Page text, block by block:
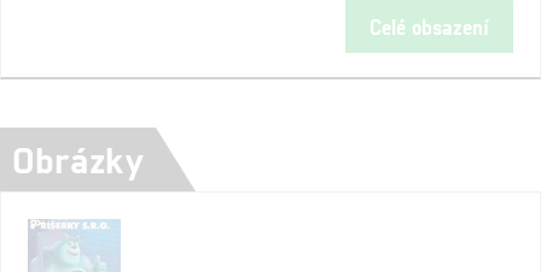
Celé obsazení
Obrázky